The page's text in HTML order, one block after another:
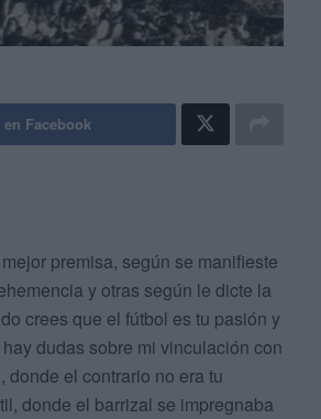
Facebook
premisa, según se manifieste
y otras según le dicte la
crees que el fútbol es tu pasión y
dudas sobre mi vinculación con
el contrario no era tu
donde el barrizal se impregnaba